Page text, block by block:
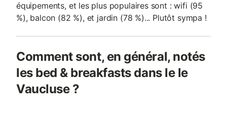
équipements, et les plus populaires sont : wifi (95
%), balcon (82 %), et jardin (78 %)... Plutôt sympa !
Comment sont, en général, notés
les bed & breakfasts dans le le
Vaucluse ?